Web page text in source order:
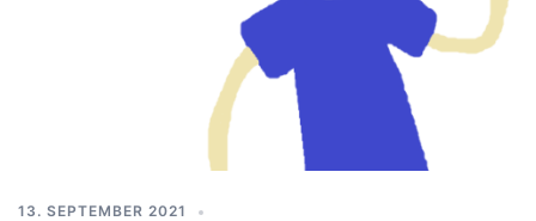
13. SEPTEMBER 2021